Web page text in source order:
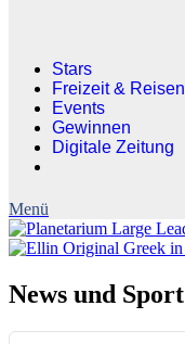
Stars
Freizeit & Reisen
Events
Gewinnen
Digitale Zeitung
News und Sport